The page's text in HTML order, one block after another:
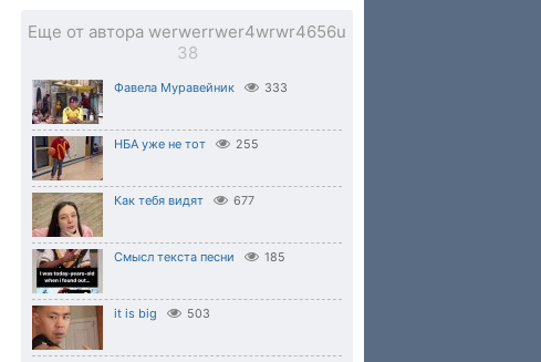
Еще от автора werwerrwer4wrwr4656u
38
Фавела Муравейник 333
НБА уже не тот 255
Как тебя видят 677
Cмысл текста песни 185
it is big 503